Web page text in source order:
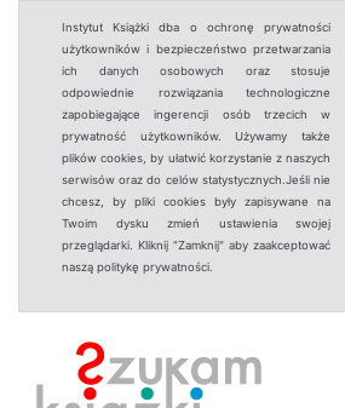
Instytut Książki dba o ochronę prywatności
użytkowników i bezpieczeństwo przetwarzania
ich danych osobowych oraz stosuje
odpowiednie rozwiązania technologiczne
zapobiegające ingerencji osób trzecich w
prywatność użytkowników. Używamy także
plików cookies, by ułatwić korzystanie z naszych
serwisów oraz do celów statystycznych.Jeśli nie
chcesz, by pliki cookies były zapisywane na
Twoim dysku zmień ustawienia swojej
przeglądarki. Kliknij "Zamknij" aby zaakceptować
naszą politykę prywatności.